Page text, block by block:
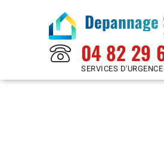
04 82 29
SERVICES